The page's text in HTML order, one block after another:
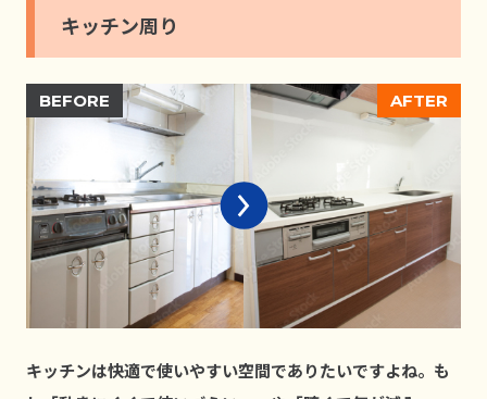
キッチン周り
キッチンは快適で使いやすい空間でありたいですよね。も